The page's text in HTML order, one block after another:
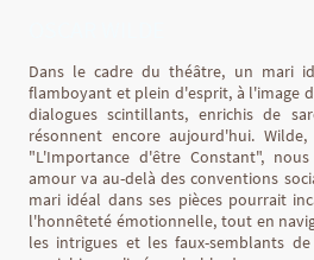
Dans le cadre du théâtre, un mari
flamboyant et plein d'esprit, à l'image
dialogues scintillants, enrichis de
résonnent encore aujourd'hui.
"L'Importance d'être Constant",
amour va au-delà des conventions
mari idéal dans ses pièces pourrait
l'honnêteté émotionnelle, tout en
les intrigues et les faux-semblants